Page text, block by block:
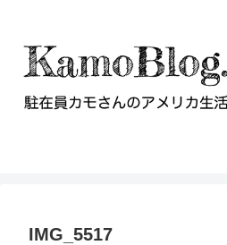
IMG_5517